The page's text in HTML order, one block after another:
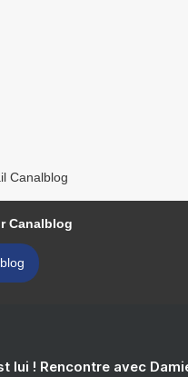
Canalblog
Canalblog
lui ! Rencontre avec